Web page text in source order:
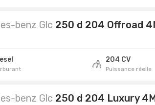
benz Glc 250 d 204 Offroad
204 CV
Puissance réelle
benz Glc 250 d 204 Luxury